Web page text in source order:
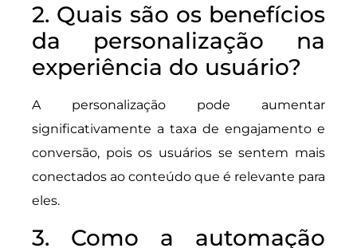
2. Quais são os benefícios
da personalização na
experiência do usuário?
A personalização pode aumentar
significativamente a taxa de engajamento e
conversão, pois os usuários se sentem mais
conectados ao conteúdo que é relevante para
eles.
3. Como a automação